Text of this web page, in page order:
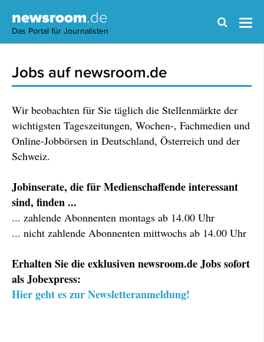
newsroom.de
Das Portal für Journalisten
Jobs auf newsroom.de
Wir beobachten für Sie täglich die Stellenmärkte der
wichtigsten Tageszeitungen, Wochen-, Fachmedien und
Online-Jobbörsen in Deutschland, Österreich und der
Schweiz.
Jobinserate, die für Medienschaffende interessant
sind, finden ...
... zahlende Abonnenten montags ab 14.00 Uhr
... nicht zahlende Abonnenten mittwochs ab 14.00 Uhr
Erhalten Sie die exklusiven newsroom.de Jobs sofort
als Jobexpress:
Hier geht es zur Newsletteranmeldung!